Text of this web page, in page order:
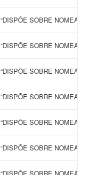
“DISPÕE SOBRE
“DISPÕE SOBRE
“DISPÕE SOBRE
“DISPÕE SOBRE
“DISPÕE SOBRE
“DISPÕE SOBRE